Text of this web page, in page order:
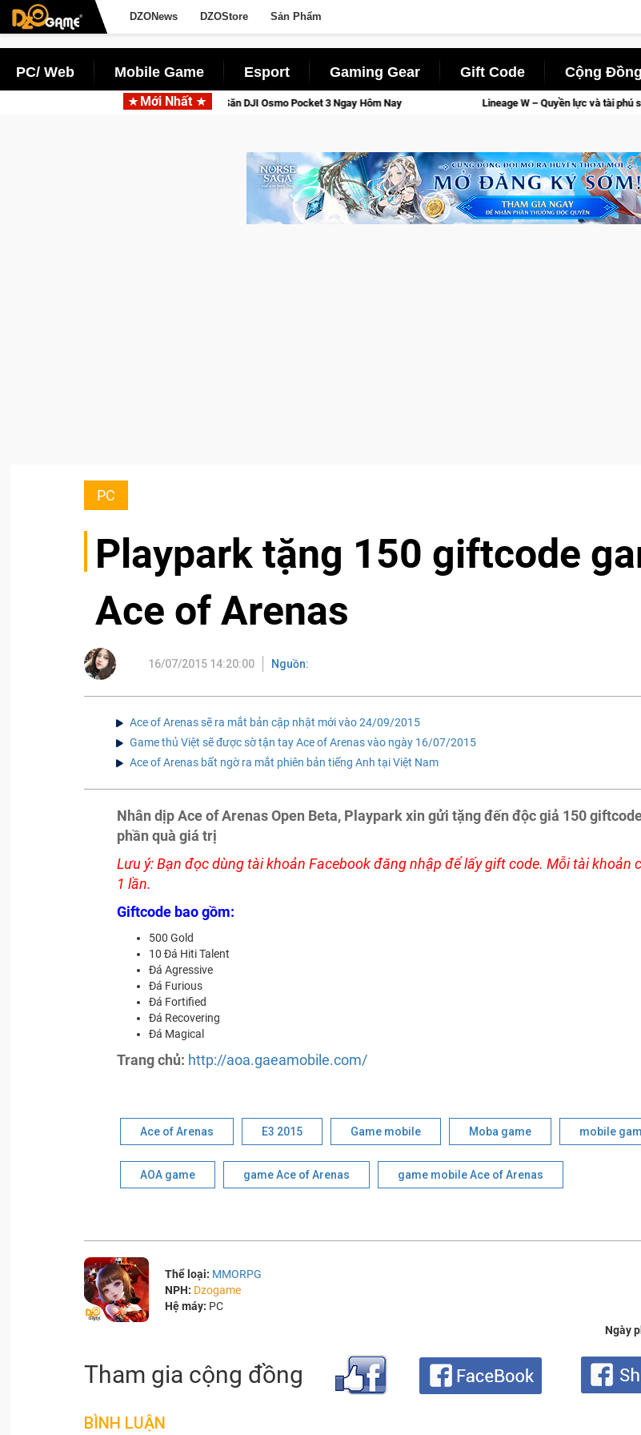
DZONews DZOStore Sản Phẩm
PC/ Web Mobile Game Esport Gaming Gear Gift Code Cộng Đồng
Mới Nhất
Cửu Giới Thức Tỉnh, Săn DJI Osmo Pocket 3 Ngay Hôm Nay Lineage W – Quyền lực và tài phú sẽ về tay kẻ đoạt được
PC
Playpark tặng 150 giftcode
Ace of Arenas
16/07/2015 14:20:00 Nguồn:
Ace of Arenas sẽ ra mắt bản cập nhật mới vào 24/09/2015
Game thủ Việt sẽ được sờ tận tay Ace of Arenas vào ngày 16/07/2015
Ace of Arenas bất ngờ ra mắt phiên bản tiếng Anh tại Việt Nam
Nhân dịp Ace of Arenas Open Beta, Playpark xin gửi tặng đến độc giả 150
phần quà giá trị
Lưu ý: Bạn đọc dùng tài khoản Facebook đăng nhập để lấy gift code. Mỗi tài khoản
1 lần.
Giftcode bao gồm:
500 Gold
10 Đá Hiti Talent
Đá Agressive
Đá Furious
Đá Fortified
Đá Recovering
Đá Magical
Trang chủ: http://aoa.gaeamobile.com/
Ace of Arenas E3 2015 Game mobile Moba game mobile
AOA game game Ace of Arenas game mobile Ace of Arenas
Thể loại: MMORPG
NPH: Dzogame
Hệ máy: PC
Ngày
Tham gia cộng đồng
BÌNH LUẬN